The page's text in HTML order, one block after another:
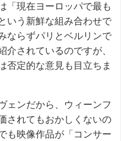
「現在ヨーロッパで最も
いう新鮮な組み合わせで
ならずパリとベルリンで
されているのですが、
否定的な意見も目立ちま
ェンだから、ウィーンフ
されてもおかしくないの
も映像作品が「コンサー